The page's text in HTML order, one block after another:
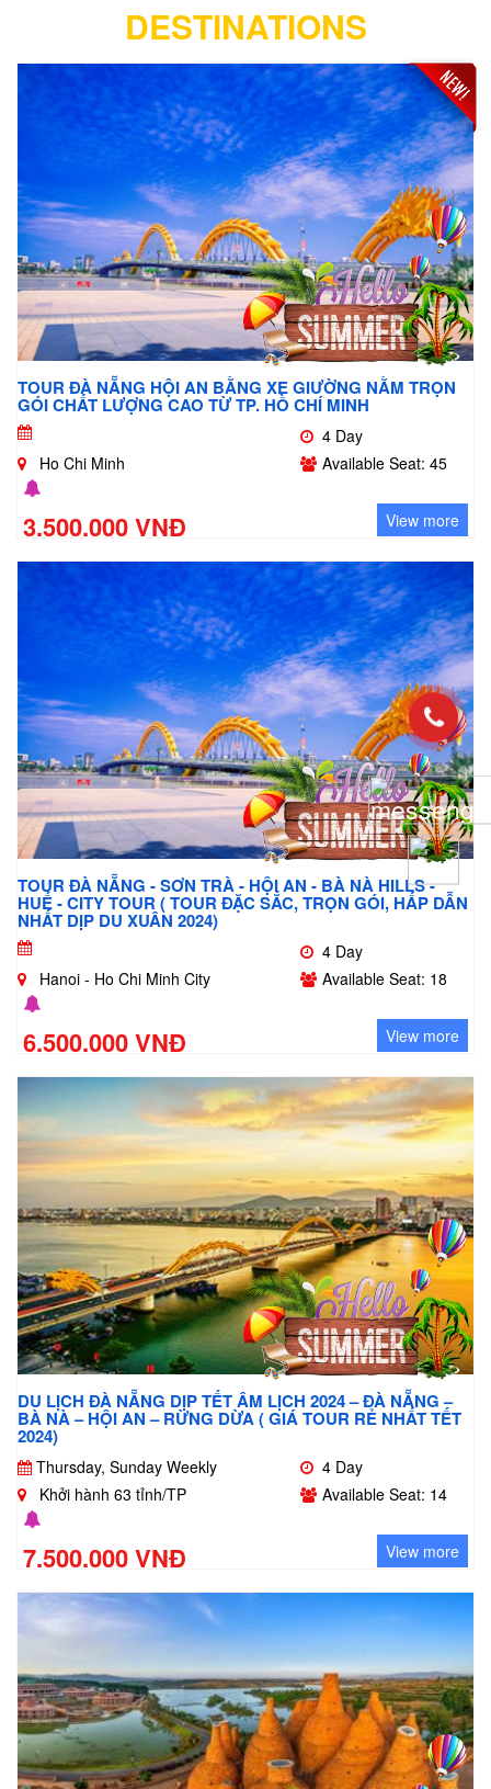
DESTINATIONS
TOUR ĐÀ NẴNG HỘI AN BẰNG XE GIƯỜNG NẰM TRỌN
GÓI CHẤT LƯỢNG CAO TỪ TP. HỒ CHÍ MINH
4 Day
Ho Chi Minh
Available Seat: 45
3.500.000 VNĐ View more
TOUR ĐÀ NẴNG - SƠN TRÀ - HỘI AN - BÀ NÀ HILLS -
HUẾ - CITY TOUR ( TOUR ĐẶC SẮC, TRỌN GÓI, HẤP DẪN
NHẤT DỊP DU XUÂN 2024)
4 Day
Hanoi - Ho Chi Minh City
Available Seat: 18
6.500.000 VNĐ View more
DU LỊCH ĐÀ NẴNG DỊP TẾT ÂM LỊCH 2024 – ĐÀ NẴNG –
BÀ NÀ – HỘI AN – RỪNG DỪA ( GIÁ TOUR RẺ NHẤT TẾT
2024)
Thursday, Sunday Weekly
4 Day
Khởi hành 63 tỉnh/TP
Available Seat: 14
7.500.000 VNĐ View more